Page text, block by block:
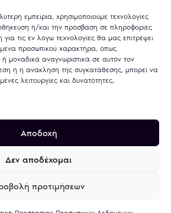
εμπειρία, χρησιμοποιούμε τεχνολογίες
ή/και την πρόσβαση σε πληροφορίες
τις εν λόγω τεχνολογίες θα μας επιτρέψει
προσωπικού χαρακτήρα, όπως
μοναδικά αναγνωριστικά σε αυτόν τον
ή η ανάκληση της συγκατάθεσης, μπορεί να
λειτουργίες και δυνατότητες.
Αποδοχή
Δεν αποδέχομαι
προτιμήσεων
Όροι Χρήσης
Τραπεζικοί Λογαριασμοί